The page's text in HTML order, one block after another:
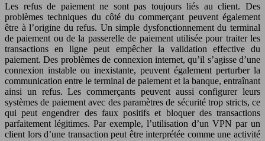
Les refus de paiement ne sont pas toujours liés au client. Des
problèmes techniques du côté du commerçant peuvent également
être à l’origine du refus. Un simple dysfonctionnement du terminal
de paiement ou de la passerelle de paiement utilisée pour traiter les
transactions en ligne peut empêcher la validation effective du
paiement. Des problèmes de connexion internet, qu’il s’agisse d’une
connexion instable ou inexistante, peuvent également perturber la
communication entre le terminal de paiement et la banque, entraînant
ainsi un refus. Les commerçants peuvent aussi configurer leurs
systèmes de paiement avec des paramètres de sécurité trop stricts, ce
qui peut engendrer des faux positifs et bloquer des transactions
parfaitement légitimes. Par exemple, l’utilisation d’un VPN par un
client lors d’une transaction peut être interprétée comme une activité